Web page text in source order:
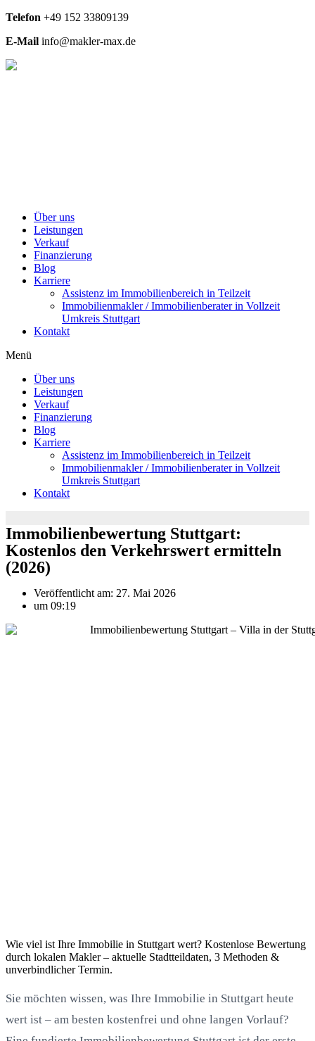
Telefon +49 152 33809139
E-Mail info@makler-max.de
Über uns
Leistungen
Verkauf
Finanzierung
Blog
Karriere
Assistenz im Immobilienbereich in Teilzeit
Immobilienmakler / Immobilienberater in Vollzeit
Umkreis Stuttgart
Kontakt
Menü
Über uns
Leistungen
Verkauf
Finanzierung
Blog
Karriere
Assistenz im Immobilienbereich in Teilzeit
Immobilienmakler / Immobilienberater in Vollzeit
Umkreis Stuttgart
Kontakt
Immobilienbewertung Stuttgart:
Kostenlos den Verkehrswert ermitteln
(2026)
Veröffentlicht am: 27. Mai 2026
um 09:19
Wie viel ist Ihre Immobilie in Stuttgart wert? Kostenlose Bewertung
durch lokalen Makler – aktuelle Stadtteildaten, 3 Methoden &
unverbindlicher Termin.
Sie möchten wissen, was Ihre Immobilie in Stuttgart heute
wert ist – am besten kostenfrei und ohne langen Vorlauf?